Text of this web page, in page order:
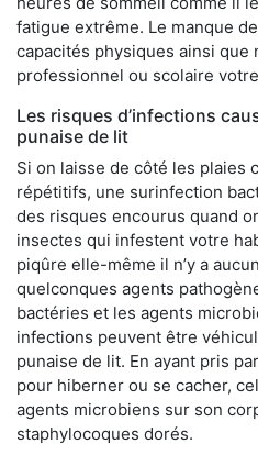
fatigue extrême. Le manque
capacités physiques ainsi que
professionnel ou scolaire
Les risques d’infections
punaise de lit
Si on laisse de côté les plaies
répétitifs, une surinfection
des risques encourus quand
insectes qui infestent votre
piqûre elle-même il n’y a
quelconques agents
bactéries et les agents
infections peuvent être
punaise de lit. En ayant pris
pour hiberner ou se cacher,
agents microbiens sur son
staphylocoques dorés.